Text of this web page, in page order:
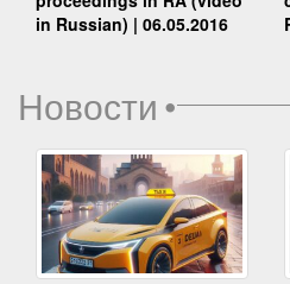
in Russian) | 06.05.2016
Новости•